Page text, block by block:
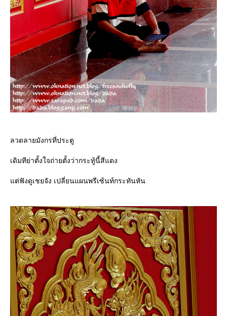
ลวดลายมังกรที่ประตู
เดิมทีย่าตั้งใจถ่ายตั้งว่ากระทู้นี้สีแดง
ต่ฟังดูเชยจัง เปลี่ยนแผนพรีเซ้นท์กระทันหัน